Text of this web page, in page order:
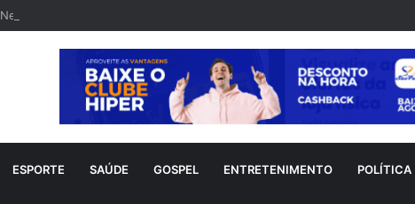
Netinho sofre acidente doméstico durante tratamento de novo câncer
ESPORTE SAÚDE GOSPEL ENTRETENIMENTO POLÍTICA